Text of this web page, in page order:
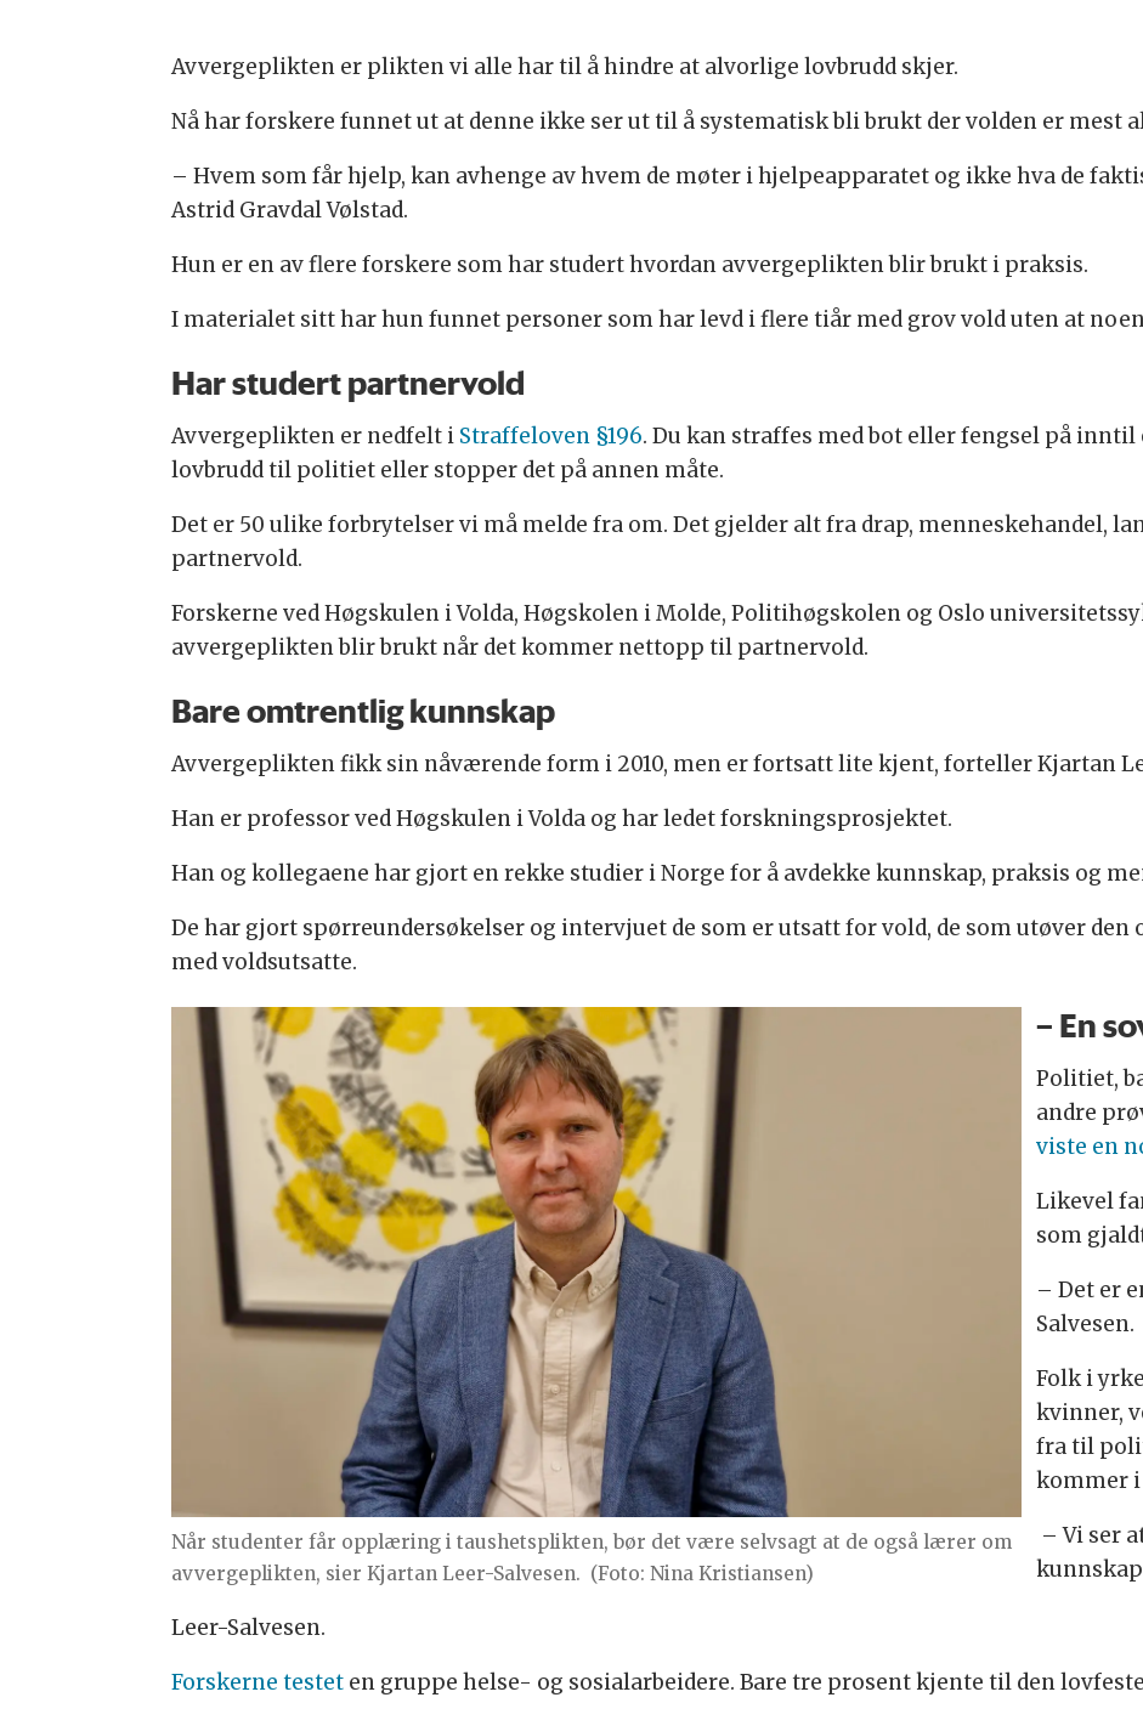
Avvergeplikten er plikten vi alle har til å hindre at alvorlige lovbrudd skjer.
Nå har forskere funnet ut at denne ikke ser ut til å systematisk bli brukt der volden er mest
– Hvem som får hjelp, kan avhenge av hvem de møter i hjelpeapparatet og ikke hva de
Astrid Gravdal Vølstad.
Hun er en av flere forskere som har studert hvordan avvergeplikten blir brukt i praksis.
I materialet sitt har hun funnet personer som har levd i flere tiår med grov vold uten at
Har studert partnervold
Avvergeplikten er nedfelt i Straffeloven §196. Du kan straffes med bot eller fengsel på
lovbrudd til politiet eller stopper det på annen måte.
Det er 50 ulike forbrytelser vi må melde fra om. Det gjelder alt fra drap, menneskehandel,
partnervold.
Forskerne ved Høgskulen i Volda, Høgskolen i Molde, Politihøgskolen og Oslo
avvergeplikten blir brukt når det kommer nettopp til partnervold.
Bare omtrentlig kunnskap
Avvergeplikten fikk sin nåværende form i 2010, men er fortsatt lite kjent, forteller Kjartan
Han er professor ved Høgskulen i Volda og har ledet forskningsprosjektet.
Han og kollegaene har gjort en rekke studier i Norge for å avdekke kunnskap, praksis og
De har gjort spørreundersøkelser og intervjuet de som er utsatt for vold, de som utøver
med voldsutsatte.
Når studenter får opplæring i taushetsplikten, bør det være selvsagt at de også lærer om
avvergeplikten, sier Kjartan Leer-Salvesen. (Foto: Nina Kristiansen)
– En
Politiet,
andre
viste en
Likevel
som
– Det er
Salvesen.
Folk i
kvinner,
fra til
kommer
– Vi ser
Leer-Salvesen.
Forskerne testeten gruppe helse- og sosialarbeidere. Bare tre prosent kjente til den